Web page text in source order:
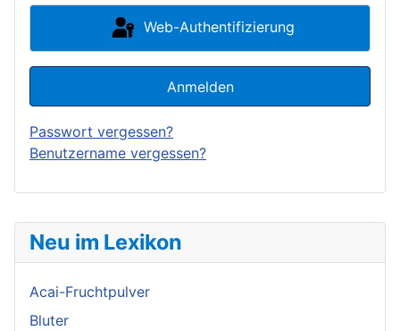
Neu im Lexikon
Acai-Fruchtpulver
Bluter
Web-Authentifizierung
Anmelden
Passwort vergessen?
Benutzername vergessen?